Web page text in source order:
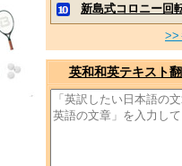
新島式コロニー回
>>
英和和英テキスト